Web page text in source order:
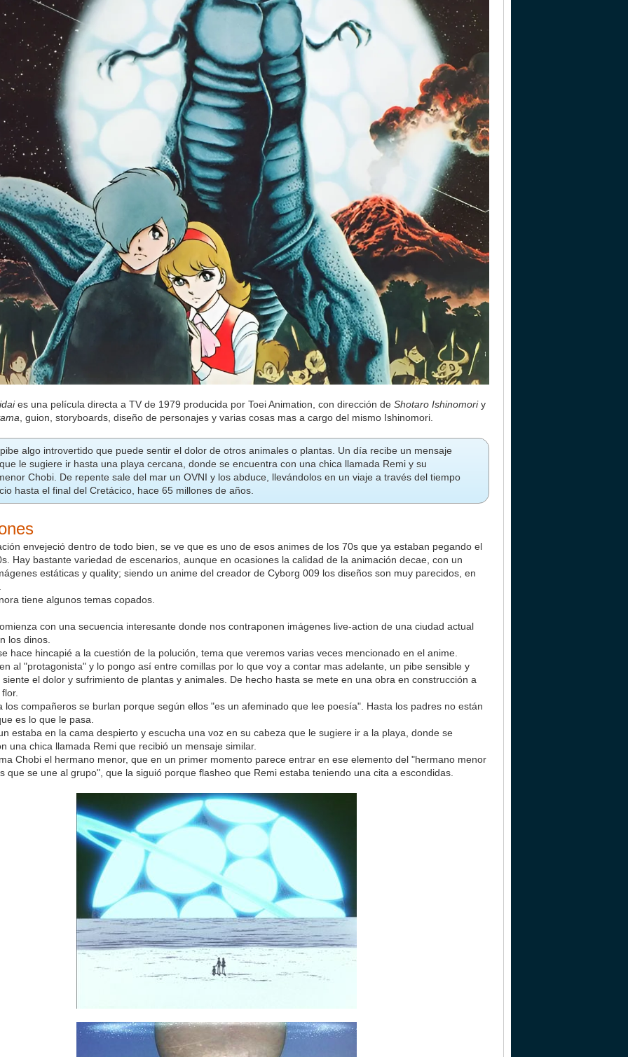
es una película directa a TV de 1979 producida por Toei Animation, con dirección deShotaro Ishinomoriy
, guion, storyboards, diseño de personajes y varias cosas mas a cargo del mismo Ishinomori.
algo introvertido que puede sentir el dolor de otros animales o plantas. Un día recibe un mensaje
le sugiere ir hasta una playa cercana, donde se encuentra con una chica llamada Remi y su
Chobi. De repente sale del mar un OVNI y los abduce, llevándolos en un viaje a través del tiempo
hasta el final del Cretácico, hace 65 millones de años.
envejeció dentro de todo bien, se ve que es uno de esos animes de los 70s que ya estaban pegando el
Hay bastante variedad de escenarios, aunque en ocasiones la calidad de la animación decae, con un
estáticas y quality; siendo un anime del creador de Cyborg 009 los diseños son muy parecidos, en
tiene algunos temas copados.
con una secuencia interesante donde nos contraponen imágenes live-action de una ciudad actual
los dinos.
hace hincapié a la cuestión de la polución, tema que veremos varias veces mencionado en el anime.
al "protagonista" y lo pongo así entre comillas por lo que voy a contar mas adelante, un pibe sensible y
el dolor y sufrimiento de plantas y animales. De hecho hasta se mete en una obra en construcción a
los compañeros se burlan porque según ellos "es un afeminado que lee poesía". Hasta los padres no están
es lo que le pasa.
estaba en la cama despierto y escucha una voz en su cabeza que le sugiere ir a la playa, donde se
una chica llamada Remi que recibió un mensaje similar.
Chobi el hermano menor, que en un primer momento parece entrar en ese elemento del "hermano menor
que se une al grupo", que la siguió porque flasheo que Remi estaba teniendo una cita a escondidas.